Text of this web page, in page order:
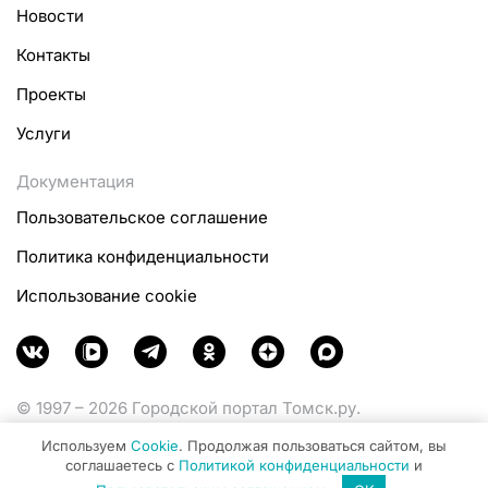
Новости
Контакты
Проекты
Услуги
Документация
Пользовательское соглашение
Политика конфиденциальности
Использование cookie
© 1997 – 2026 Городской портал Томск.ру.
Министерства цифрового развития, связи и массовых
коммуникаций Российской Федерации.
Используем Cookie. Продолжая пользоваться сайтом, вы
соглашаетесь с Политикой конфиденциальности и